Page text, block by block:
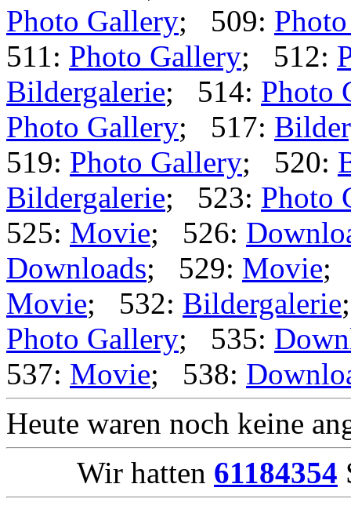
Photo Gallery; 509:
511: Photo Gallery; 512:
Bildergalerie; 514: Photo
Photo Gallery; 517:
519: Photo Gallery; 520:
Bildergalerie; 523: Photo
525: Movie; 526:
Downloads; 529: Movie;
Movie; 532: Bildergalerie
Photo Gallery; 535:
537: Movie; 538:
Heute waren noch keine
Wir hatten 61184354